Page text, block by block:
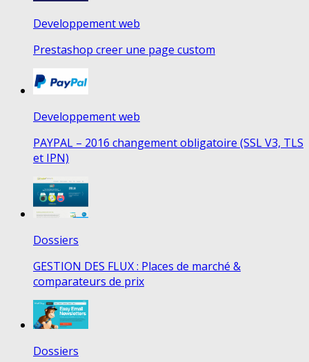
Developpement web
Prestashop creer une page custom
Developpement web
PAYPAL – 2016 changement obligatoire (SSL V3, TLS
et IPN)
Dossiers
GESTION DES FLUX : Places de marché &
comparateurs de prix
Dossiers